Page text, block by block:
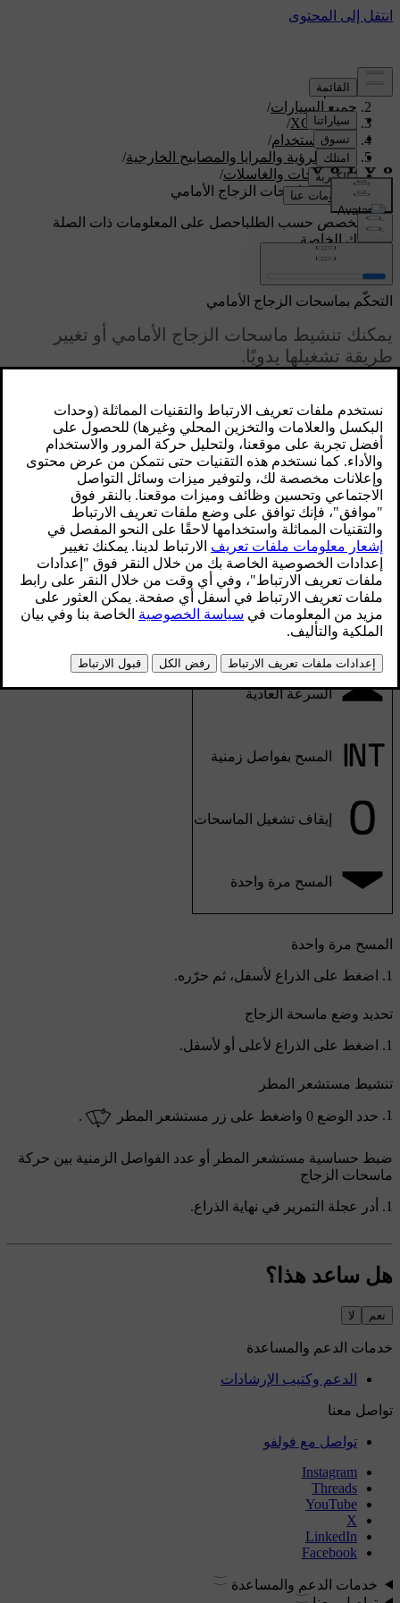
الدعم/
جميع السيارات/
XC60 2026
/
دليل الاستخدام/
مجال الرؤية والمرايا والمصابيح الخارجية/
الماسحات والغاسلات/
التحكّم بماسحات الزجاج الأمامي
دعم مخصص حسب الطلباحصل على المعلومات ذات الصلة
بسيارتك الخاصة.
تسجيل الدخول
التحكّم بماسحات الزجاج الأمامي
يمكنك تنشيط ماسحات الزجاج الأمامي أو تغيير
طريقة تشغيلها يدويًا.
أدوات التحكّم بماسحات الزجاج الأمامي على ذراع
التحكّم الأيمن في عجلة القيادة.
توجد أوضاع مختلفة لماسحة الزجاج الأمامية يمكنك تنشيطها
باستخدام الذراع الأيمن. فيما يلي الأوضاع:
سرعة مرتفعة
السرعة العادية
المسح بفواصل زمنية
إيقاف تشغيل الماسحات
المسح مرة واحدة
المسح مرة واحدة
اضغط على الذراع لأسفل، ثم حرّره.
تحديد وضع ماسحة الزجاج
اضغط على الذراع لأعلى أو لأسفل.
تنشيط مستشعر المطر
حدد الوضع 0 واضغط على زر مستشعر المطر .
ضبط حساسية مستشعر المطر أو عدد الفواصل الزمنية بين حركة
ماسحات الزجاج
أدر عجلة التمرير في نهاية الذراع.
هل ساعد هذا؟
نعم لا